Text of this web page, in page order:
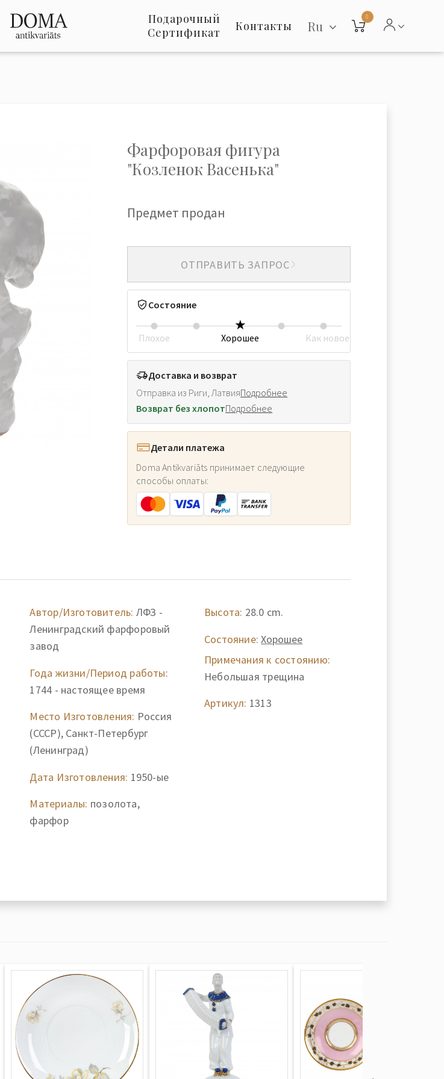
Подарочный
Сертификат
Контакты Ru
0
Фарфоровая фигура
"Козленок Васенька"
Предмет продан
ОТПРАВИТЬ ЗАПРОС
Состояние
Плохое Хорошее Как новое
Доставка и возврат
Отправка из Риги, ЛатвияПодробнее
Возврат без хлопотПодробнее
Детали платежа
Doma Antikvariāts принимает следующие
способы оплаты:
Автор/Изготовитель: ЛФЗ -
Ленинградский фарфоровый
завод
Года жизни/Период работы:
1744 - настоящее время
Место Изготовления: Россия
(СССР), Санкт-Петербург
(Ленинград)
Дата Изготовления: 1950-ые
Материалы: позолота,
фарфор
Высота: 28.0 cm.
Состояние: Хорошее
Примечания к состоянию:
Небольшая трещина
Артикул: 1313